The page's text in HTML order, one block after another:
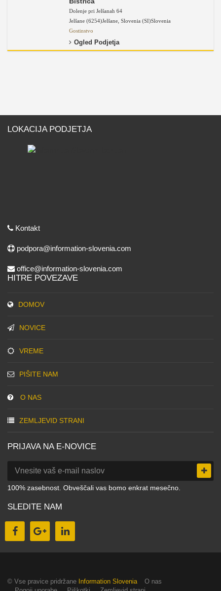
Dolenje pri Jelšanah 64
Jelšane (6254)Jelšane Slovenia (SI)Slovenia
Gostinstvo
Ogled Podjetja
LOKACIJA PODJETJA
Kontakt
podpora@information-slovenia.com
office@information-slovenia.com
HITRE POVEZAVE
DOMOV
NOVICE
VREME
PIŠITE NAM
O NAS
ZEMLJEVID STRANI
PRIJAVA NA E-NOVICE
100% zasebnost. Obveščali vas bomo enkrat mesečno.
SLEDITE NAM
© Vse pravice pridržane Information Slovenia
O nas